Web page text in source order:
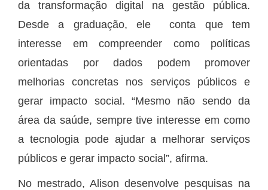
da transformação digital na gestão pública.
Desde a graduação, ele conta que tem
interesse em compreender como políticas
orientadas por dados podem promover
melhorias concretas nos serviços públicos e
gerar impacto social. “Mesmo não sendo da
área da saúde, sempre tive interesse em como
a tecnologia pode ajudar a melhorar serviços
públicos e gerar impacto social”, afirma.
No mestrado, Alison desenvolve pesquisas na